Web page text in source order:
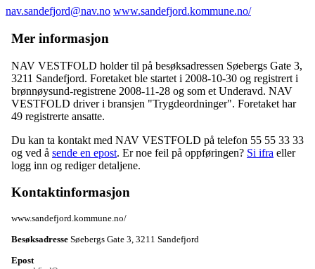
nav.sandefjord@nav.no www.sandefjord.kommune.no/
Mer informasjon
NAV VESTFOLD holder til på besøksadressen Søebergs Gate 3,
3211 Sandefjord. Foretaket ble startet i 2008-10-30 og registrert i
brønnøysund-registrene 2008-11-28 og som et Underavd. NAV
VESTFOLD driver i bransjen "Trygdeordninger". Foretaket har
49 registrerte ansatte.
Du kan ta kontakt med NAV VESTFOLD på telefon 55 55 33 33
og ved å sende en epost. Er noe feil på oppføringen? Si ifra eller
logg inn og rediger detaljene.
Kontaktinformasjon
www.sandefjord.kommune.no/
Besøksadresse Søebergs Gate 3, 3211 Sandefjord
Epost